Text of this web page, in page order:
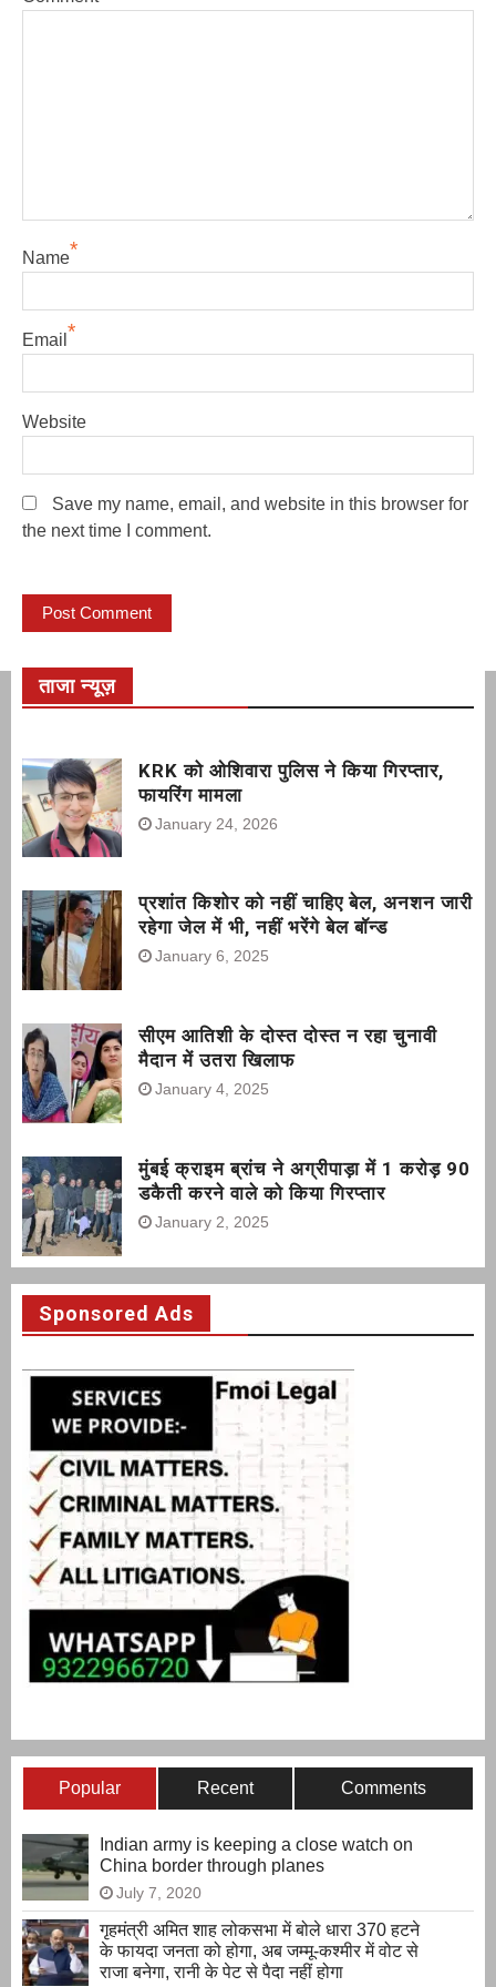
Name*
Email *
Website
Save my name, email, and website in this browser for
the next time I comment.
ताजा न्यूज़
KRK को ओशिवारा पुलिस ने किया गिरप्तार,
फायरिंग मामला
January 24, 2026
प्रशांत किशोर को नहीं चाहिए बेल, अनशन जारी
रहेगा जेल में भी, नहीं भरेंगे बेल बॉन्ड
January 6, 2025
सीएम आतिशी के दोस्त दोस्त न रहा चुनावी
मैदान में उतरा खिलाफ
January 4, 2025
मुंबई क्राइम ब्रांच ने अग्रीपाड़ा में 1 करोड़ 90
डकैती करने वाले को किया गिरप्तार
January 2, 2025
Sponsored Ads
Popular Recent Comments
Indian army is keeping a close watch on
China border through planes
July 7, 2020
गृहमंत्री अमित शाह लोकसभा में बोले धारा 370 हटने
के फायदा जनता को होगा, अब जम्मू-कश्मीर में वोट से
राजा बनेगा, रानी के पेट से पैदा नहीं होगा